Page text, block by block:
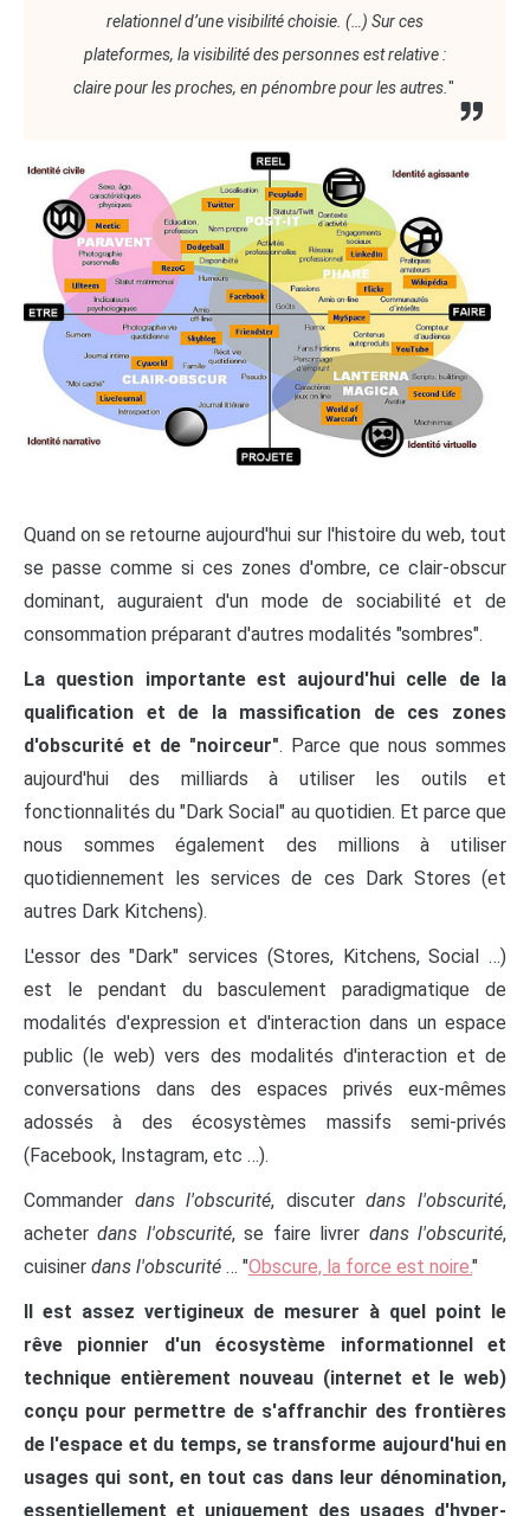
relationnel d’une visibilité choisie. (…) Sur ces
plateformes, la visibilité des personnes est relative :
claire pour les proches, en pénombre pour les autres. "
Quand on se retourne aujourd'hui sur l'histoire du web, tout
se passe comme si ces zones d'ombre, ce clair-obscur
dominant, auguraient d'un mode de sociabilité et de
consommation préparant d'autres modalités "sombres".
La question importante est aujourd'hui celle de la
qualification et de la massification de ces zones
d'obscurité et de "noirceur". Parce que nous sommes
aujourd'hui des milliards à utiliser les outils et
fonctionnalités du "Dark Social" au quotidien. Et parce que
nous sommes également des millions à utiliser
quotidiennement les services de ces Dark Stores (et
autres Dark Kitchens).
L'essor des "Dark" services (Stores, Kitchens, Social …)
est le pendant du basculement paradigmatique de
modalités d'expression et d'interaction dans un espace
public (le web) vers des modalités d'interaction et de
conversations dans des espaces privés eux-mêmes
adossés à des écosystèmes massifs semi-privés
(Facebook, Instagram, etc …).
Commander dans l'obscurité, discuterdans l'obscurité,
acheterdans l'obscurité, se faire livrer dans l'obscurité,
cuisiner dans l'obscurité … "Obscure, la force est noire."
Il est assez vertigineux de mesurer à quel point le
rêve pionnier d'un écosystème informationnel et
technique entièrement nouveau (internet et le web)
conçu pour permettre de s'affranchir des frontières
de l'espace et du temps, se transforme aujourd'hui en
usages qui sont, en tout cas dans leur dénomination,
essentiellement et uniquement des usages d'hyper-